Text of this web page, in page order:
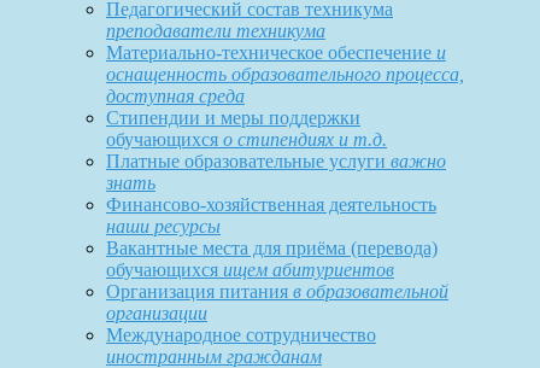
Педагогический состав техникума
преподаватели техникума
Материально-техническое обеспечение и
оснащенность образовательного процесса,
доступная среда
Стипендии и меры поддержки
обучающихся о стипендиях и т.д.
Платные образовательные услуги важно
знать
Финансово-хозяйственная деятельность
наши ресурсы
Вакантные места для приёма (перевода)
обучающихся ищем абитуриентов
Организация питания в образовательной
организации
Международное сотрудничество
иностранным гражданам